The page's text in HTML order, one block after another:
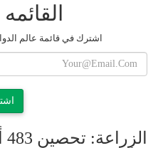
اشترك في قائمة عالم